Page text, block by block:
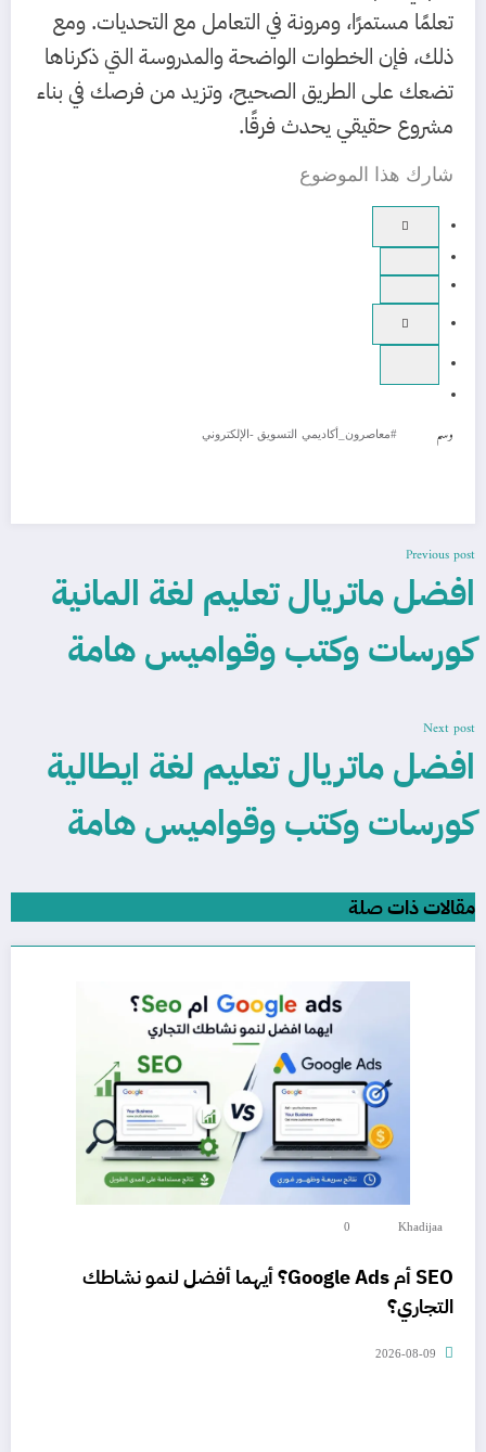
تعلمًا مستمرًا، ومرونة في التعامل مع التحديات. ومع
ذلك، فإن الخطوات الواضحة والمدروسة التي ذكرناها
تضعك على الطريق الصحيح، وتزيد من فرصك في بناء
مشروع حقيقي يحدث فرقًا.
شارك هذا الموضوع
وسم #معاصرون_أكاديمي التسويق -الإلكتروني
Previous post
افضل ماتريال تعليم لغة المانية
كورسات وكتب وقواميس هامة
Next post
افضل ماتريال تعليم لغة ايطالية
كورسات وكتب وقواميس هامة
مقالات ذات صلة
Khadijaa
0
SEO أم Google Ads؟ أيهما أفضل لنمو نشاطك
التجاري؟
2026-08-09